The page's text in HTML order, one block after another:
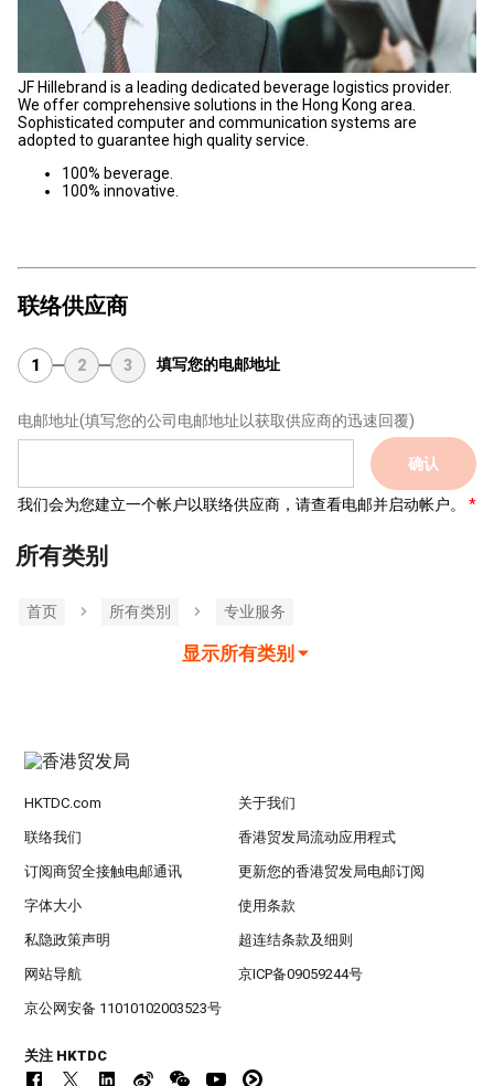
JF Hillebrand is a leading dedicated beverage logistics provider.
We offer comprehensive solutions in the Hong Kong area.
Sophisticated computer and communication systems are
adopted to guarantee high quality service.
100% beverage.
100% innovative.
联络供应商
1 2 3 填写您的电邮地址
电邮地址(填写您的公司电邮地址以获取供应商的迅速回覆)
确认
我们会为您建立一个帐户以联络供应商，请查看电邮并启动帐户。
所有类别
首页 所有类別 专业服务
显示所有类别
HKTDC.com 关于我们
联络我们 香港贸发局流动应用程式
订阅商贸全接触电邮通讯 更新您的香港贸发局电邮订阅
字体大小 使用条款
私隐政策声明 超连结条款及细则
网站导航 京ICP备09059244号
京公网安备 11010102003523号
关注 HKTDC